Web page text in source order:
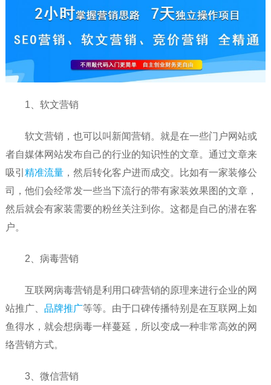
1、软文营销
软文营销，也可以叫新闻营销。就是在一些门户网站或
者自媒体网站发布自己的行业的知识性的文章。通过文章来
吸引 精准流量，然后转化客户进而成交。比如有一家装修公
司，他们会经常发一些当下流行的带有家装效果图的文章，
然后就会有家装需要的粉丝关注到你。这都是自己的潜在客
户。
2、病毒营销
互联网病毒营销是利用口碑营销的原理来进行企业的网
站推广、 品牌推广等等。由于口碑传播特别是在互联网上如
鱼得水，就会想病毒一样蔓延，所以变成一种非常高效的网
络营销方式。
3、微信营销